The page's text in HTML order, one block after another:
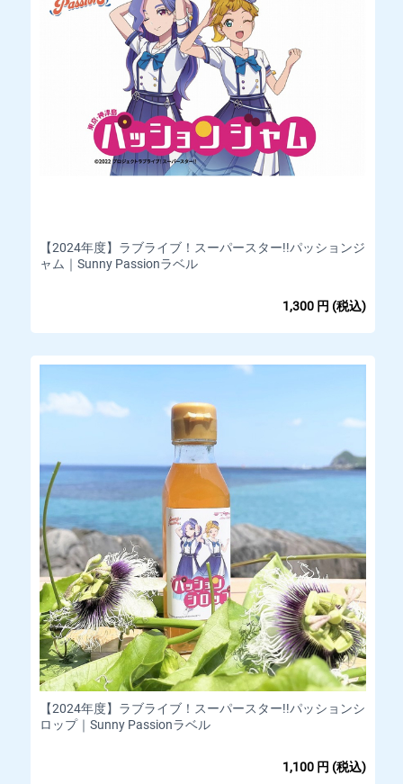
【2024年度】ラブライブ！スーパースター!!パッションジ
ャム｜Sunny Passionラベル
1,300 円 (税込)
【2024年度】ラブライブ！スーパースター!!パッションシ
ロップ｜Sunny Passionラベル
1,100 円 (税込)